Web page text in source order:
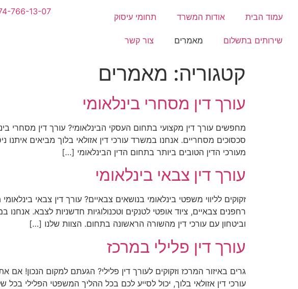
עמוד הבית אודות המשרד תחומי עיסוק
שירותים בתשלום מאמרים צור קשר
766-13-07
קטגוריה: מאמרים
עורך דין מסחרי בינלאומי
מחפשים עורך דין מקצועי בתחום העסקי הבינלאומי? עורך דין מסחרי
סכסוכים מסחריים. אנחנו במשרד עורכי דין אזולאי בלוך מביאים איתנו
מעורכי הדין הטובים ביותר בתחום הדין הבינלאומי […]
עורך דין צבאי בינלאומי
זקוקים לליווי משפטי בינלאומי בנושאים צבאיים? עורך דין צבאי
רחפנים צבאיים, ציוד אופטי לטנקים וטכנולוגיות חדשניות לצבא.
וביטחון עם עורכי דין מהשורה הראשונה בתחום. הצוות שלנו […]
עורך דין פלילי במרכז
גרים באיזור המרכז וזקוקים לעורך דין פלילי? הגעתם למקום הנכון!
עורכי דין אזולאי בלוך, יכול לסייע לכם בכל ההליך המשפטי הפלילי